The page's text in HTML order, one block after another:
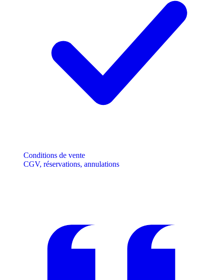
Conditions de vente
CGV, réservations, annulations